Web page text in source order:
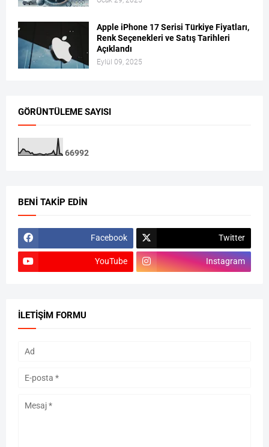
Apple iPhone 17 Serisi Türkiye Fiyatları,
Renk Seçenekleri ve Satış Tarihleri
Açıklandı
Eylül 09, 2025
GÖRÜNTÜLEME SAYISI
66992
BENI TAKIP EDIN
Facebook Twitter
YouTube Instagram
İLETIŞIM FORMU